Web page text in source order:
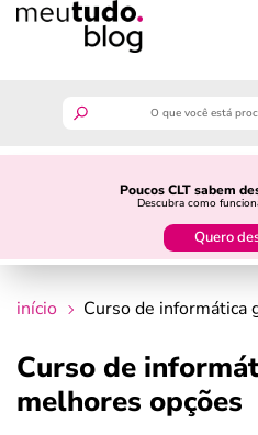
Poucos CLT sabem
Descubra como
Quero
guia do trabalhador
crédito fácil
início Curso de informática
Curso de
melhores opções